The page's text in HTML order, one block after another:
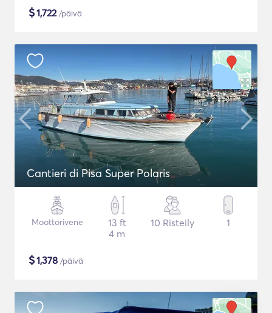
$1,722/päivä
Cantieri di Pisa Super Polaris
Moottorivene
13 ft
4 m
10 Risteily 1
$1,378 /päivä